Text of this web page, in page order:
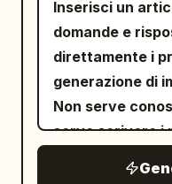
piccole icone
etichette:
“Skills”. Carte offerta in basso: Lungo il
centro
esattamente 2
separate da un
moltiplicazione
zigomi definiti,
trentenne,
un bell'uomo
blazer nero
. Dettagli del prodotto: Mostra
esattamente 4
della persona
aggiungere un
brillante che
larghezza, con
月3,000円で足り
soggetto: Nella
giovane donna
in grassetto
recita
AIでテロ
devono essere
nero spesso e
contorno
inclinate e con
massimo
Inserisci un
domande e
direttamente i
generazione di
Non serve
serve scrivere i
coerenza del